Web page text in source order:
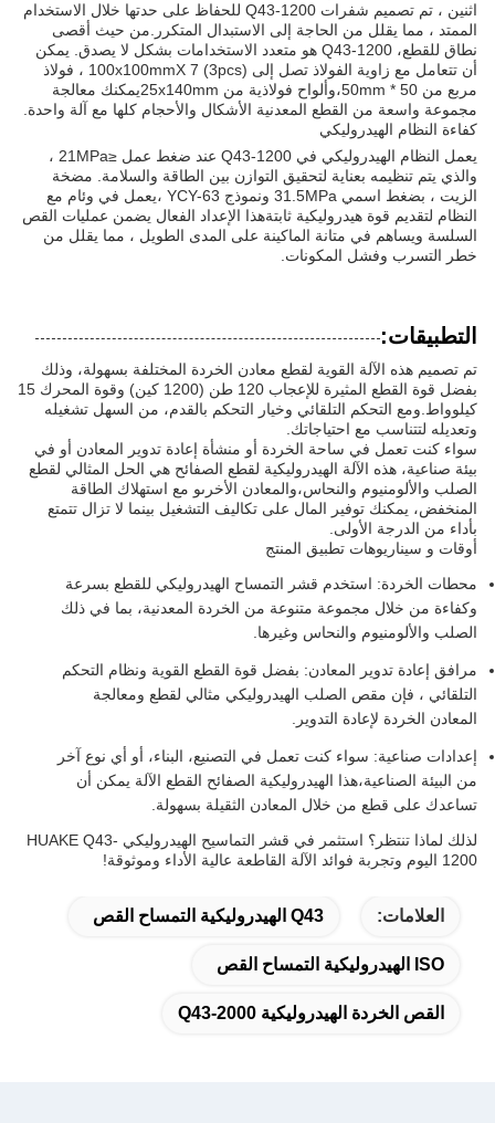
اثنين ، تم تصميم شفرات Q43-1200 للحفاظ على حدتها خلال الاستخدام
الممتد ، مما يقلل من الحاجة إلى الاستبدال المتكرر.من حيث أقصى
نطاق للقطع، Q43-1200 هو متعدد الاستخدامات بشكل لا يصدق. يمكن
أن تتعامل مع زاوية الفولاذ تصل إلى 100x100mmX 7 (3pcs) ، فولاذ
مربع من 50 * 50mm،وألواح فولاذية من 25x140mmيمكنك معالجة
مجموعة واسعة من القطع المعدنية الأشكال والأحجام كلها مع آلة واحدة.
كفاءة النظام الهيدروليكي
يعمل النظام الهيدروليكي في Q43-1200 عند ضغط عمل ≤21MPa ،
والذي يتم تنظيمه بعناية لتحقيق التوازن بين الطاقة والسلامة. مضخة
الزيت ، بضغط اسمي 31.5MPa ونموذج YCY-63 ،يعمل في وئام مع
النظام لتقديم قوة هيدروليكية ثابتةهذا الإعداد الفعال يضمن عمليات القص
السلسة ويساهم في متانة الماكينة على المدى الطويل ، مما يقلل من
خطر التسرب وفشل المكونات.
التطبيقات:
تم تصميم هذه الآلة القوية لقطع معادن الخردة المختلفة بسهولة، وذلك
بفضل قوة القطع المثيرة للإعجاب 120 طن (1200 كين) وقوة المحرك 15
كيلوواط.ومع التحكم التلقائي وخيار التحكم بالقدم، من السهل تشغيله
وتعديله لتتناسب مع احتياجاتك.
سواء كنت تعمل في ساحة الخردة أو منشأة إعادة تدوير المعادن أو في
بيئة صناعية، هذه الآلة الهيدروليكية لقطع الصفائح هي الحل المثالي لقطع
الصلب والألومنيوم والنحاس،والمعادن الأخرىو مع استهلاك الطاقة
المنخفض، يمكنك توفير المال على تكاليف التشغيل بينما لا تزال تتمتع
بأداء من الدرجة الأولى.
أوقات و سيناريوهات تطبيق المنتج
محطات الخردة: استخدم قشر التمساح الهيدروليكي للقطع بسرعة
وكفاءة من خلال مجموعة متنوعة من الخردة المعدنية، بما في ذلك
الصلب والألومنيوم والنحاس وغيرها.
مرافق إعادة تدوير المعادن: بفضل قوة القطع القوية ونظام التحكم
التلقائي ، فإن مقص الصلب الهيدروليكي مثالي لقطع ومعالجة
المعادن الخردة لإعادة التدوير.
إعدادات صناعية: سواء كنت تعمل في التصنيع، البناء، أو أي نوع آخر
من البيئة الصناعية،هذا الهيدروليكية الصفائح القطع الآلة يمكن أن
تساعدك على قطع من خلال المعادن الثقيلة بسهولة.
لذلك لماذا تنتظر؟ استثمر في قشر التماسيح الهيدروليكي HUAKE Q43-
1200 اليوم وتجربة فوائد الآلة القاطعة عالية الأداء وموثوقة!
العلامات: Q43 الهيدروليكية التمساح القص
ISO الهيدروليكية التمساح القص
القص الخردة الهيدروليكية Q43-2000